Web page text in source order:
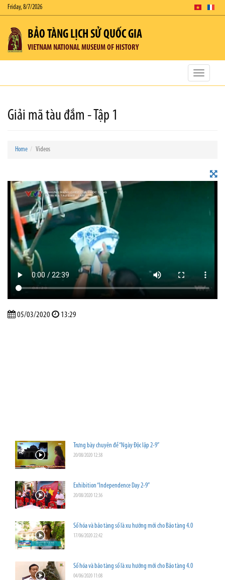
Friday, 8/7/2026
BẢO TÀNG LỊCH SỬ QUỐC GIA
VIETNAM NATIONAL MUSEUM OF HISTORY
Toggle
Giải mã tàu đắm - Tập 1
Home Videos
05/03/2020 13:29
Trưng bày chuyên đề “Ngày Độc lập 2-9”
20/08/2020 12:38
Exhibition “Independence Day 2-9”
20/08/2020 12:36
Số hóa và bảo tàng số là xu hướng mới cho Bảo tàng 4.0
17/06/2020 22:42
Số hóa và bảo tàng số là xu hướng mới cho Bảo tàng 4.0
04/06/2020 11:08